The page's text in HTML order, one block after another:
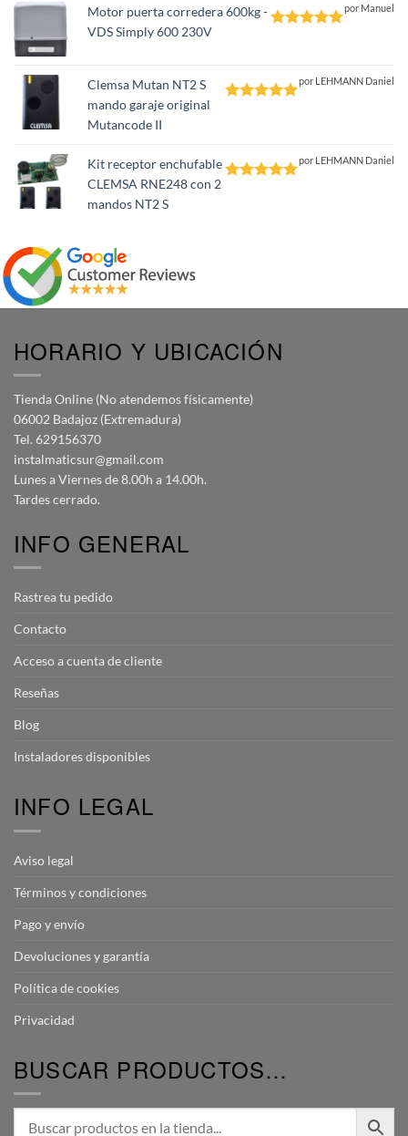
Motor puerta corredera 600kg -
VDS Simply 600 230V
por Manuel
Clemsa Mutan NT2 S
mando garaje original
Mutancode II
por LEHMANN Daniel
Kit receptor enchufable
CLEMSA RNE248 con 2
mandos NT2 S
por LEHMANN Daniel
HORARIO Y UBICACIÓN
Tienda Online (No atendemos físicamente)
06002 Badajoz (Extremadura)
Tel. 629156370
instalmaticsur@gmail.com
Lunes a Viernes de 8.00h a 14.00h.
Tardes cerrado.
INFO GENERAL
Rastrea tu pedido
Contacto
Acceso a cuenta de cliente
Reseñas
Blog
Instaladores disponibles
INFO LEGAL
Aviso legal
Términos y condiciones
Pago y envío
Devoluciones y garantía
Política de cookies
Privacidad
BUSCAR PRODUCTOS…